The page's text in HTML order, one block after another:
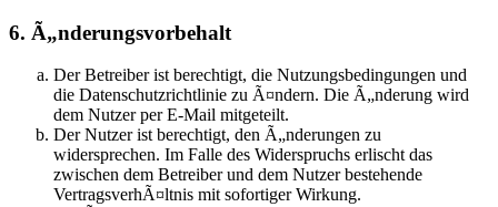
6. Ã„nderungsvorbehalt
Der Betreiber ist berechtigt, die Nutzungsbedingungen und
die Datenschutzrichtlinie zu Ã¤ndern. Die Ã„nderung wird
dem Nutzer per E-Mail mitgeteilt.
Der Nutzer ist berechtigt, den Ã„nderungen zu
widersprechen. Im Falle des Widerspruchs erlischt das
zwischen dem Betreiber und dem Nutzer bestehende
VertragsverhÃ¤ltnis mit sofortiger Wirkung.